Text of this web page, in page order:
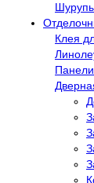
Клея